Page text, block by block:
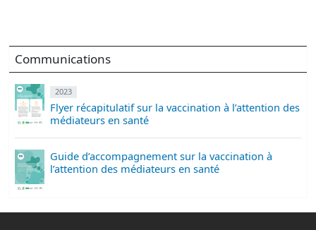
Communications
2023
Flyer récapitulatif sur la vaccination à l’attention des
médiateurs en santé
Guide d’accompagnement sur la vaccination à
l’attention des médiateurs en santé